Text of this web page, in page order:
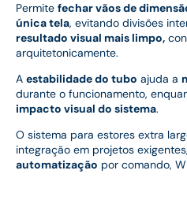
Permite fechar vãos de
única tela, evitando divisões
resultado visual mais limpo,
arquitetonicamente.
A estabilidade do tubo ajuda a
durante o funcionamento,
impacto visual do sistema.
O sistema para estores extra
integração em projetos
automatização por comando,